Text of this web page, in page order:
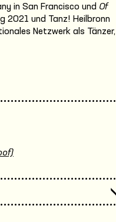
in San Francisco und Of
2021 und Tanz! Heilbronn
Netzwerk als Tänzer,